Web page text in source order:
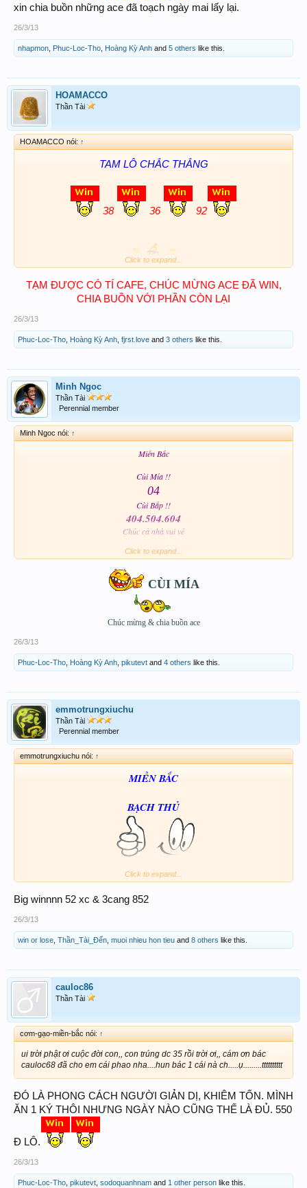
xin chia buồn những ace đã toạch ngày mai lấy lại.
26/3/13
nhapmon Phuc-Loc-Tho Hoàng Kỳ Anh and 5 others like this.
HOAMACCO
Thần Tài
HOAMACCO nói: ↑
TAM LÔ CHẮC THẮNG​
38 36 92
Click to expand...
TẠM ĐƯỢC CÓ TÍ CAFE, CHÚC MỪNG ACE ĐÃ WIN,
CHIA BUỒN VỚI PHẦN CÒN LẠI
26/3/13
Phuc-Loc-Tho Hoàng Kỳ Anh fjrst.love and 3 others like this.
Minh Ngoc
Thần Tài
Perennial member
Minh Ngoc nói: ↑
Miền Bắc
Cùi Mía !!
04
Cùi Bắp !!
404.504.604
Chúc cả nhà vui vẻ
Click to expand...
CÙI MÍA
Chúc mừng & chia buồn ace
26/3/13
Phuc-Loc-Tho Hoàng Kỳ Anh pikutevt and 4 others like this.
emmotrungxiuchu
Thần Tài
Perennial member
emmotrungxiuchu nói: ↑
MIỀN BẮC
BẠCH THỦ
52
08 nuôi ngày 1(3 ngày)
Big win to all
Click to expand...
Big winnnn 52 xc & 3cang 852
26/3/13
win or lose Thần_Tài_Đến muoi nhieu hon tieu and 8 others like this.
cauloc86
Thần Tài
cơm-gạo-miền-bắc nói: ↑
ui trời phật ơi cuộc đời con,, con trúng dc 35 rồi trời ơi,, cám ơn bác
cauloc68 đã cho em cái phao nha....hun bác 1 cái nà ch.....ụ.........tttttttttt
ĐÓ LÀ PHONG CÁCH NGƯỜI GIẢN DỊ, KHIÊM TỐN. MÌNH
ĂN 1 KÝ THÔI NHƯNG NGÀY NÀO CŨNG THẾ LÀ ĐỦ. 550
Đ LÔ.
26/3/13
Phuc-Loc-Tho pikutevt sodoquanhnam and 1 other person like this.